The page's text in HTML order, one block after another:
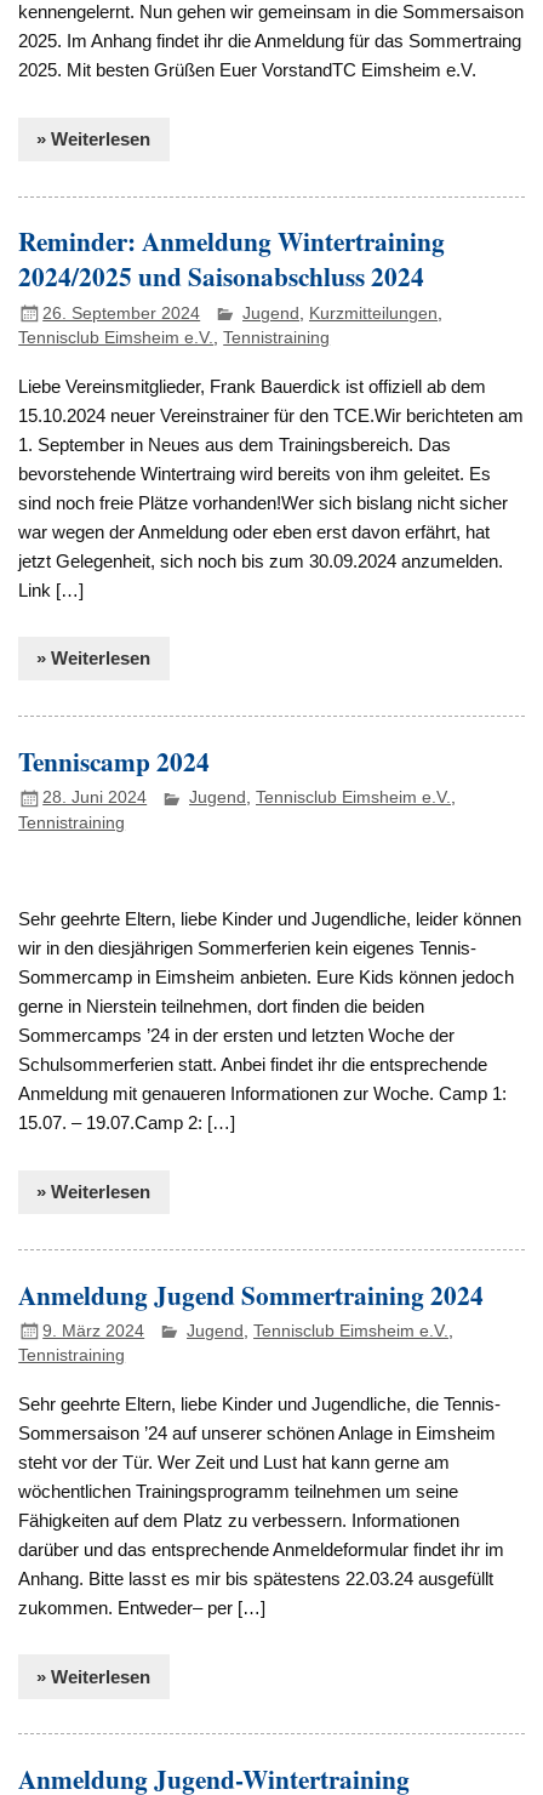
kennengelernt. Nun gehen wir gemeinsam in die Sommersaison
2025. Im Anhang findet ihr die Anmeldung für das Sommertraing
2025. Mit besten Grüßen Euer VorstandTC Eimsheim e.V.
» Weiterlesen
Reminder: Anmeldung Wintertraining
2024/2025 und Saisonabschluss 2024
26. September 2024 Jugend Kurzmitteilungen
Tennisclub Eimsheim e.V.,Tennistraining
Liebe Vereinsmitglieder, Frank Bauerdick ist offiziell ab dem
15.10.2024 neuer Vereinstrainer für den TCE.Wir berichteten am
1. September in Neues aus dem Trainingsbereich. Das
bevorstehende Wintertraing wird bereits von ihm geleitet. Es
sind noch freie Plätze vorhanden!Wer sich bislang nicht sicher
war wegen der Anmeldung oder eben erst davon erfährt, hat
jetzt Gelegenheit, sich noch bis zum 30.09.2024 anzumelden.
Link […]
» Weiterlesen
Tenniscamp 2024
28. Juni 2024 Jugend ,Tennisclub Eimsheim e.V.,
Tennistraining
Sehr geehrte Eltern, liebe Kinder und Jugendliche, leider können
wir in den diesjährigen Sommerferien kein eigenes Tennis-
Sommercamp in Eimsheim anbieten. Eure Kids können jedoch
gerne in Nierstein teilnehmen, dort finden die beiden
Sommercamps ’24 in der ersten und letzten Woche der
Schulsommerferien statt. Anbei findet ihr die entsprechende
Anmeldung mit genaueren Informationen zur Woche. Camp 1:
15.07. – 19.07.Camp 2: […]
» Weiterlesen
Anmeldung Jugend Sommertraining 2024
9. März 2024 Jugend ,Tennisclub Eimsheim e.V.,
Tennistraining
Sehr geehrte Eltern, liebe Kinder und Jugendliche, die Tennis-
Sommersaison ’24 auf unserer schönen Anlage in Eimsheim
steht vor der Tür. Wer Zeit und Lust hat kann gerne am
wöchentlichen Trainingsprogramm teilnehmen um seine
Fähigkeiten auf dem Platz zu verbessern. Informationen
darüber und das entsprechende Anmeldeformular findet ihr im
Anhang. Bitte lasst es mir bis spätestens 22.03.24 ausgefüllt
zukommen. Entweder– per […]
» Weiterlesen
Anmeldung Jugend-Wintertraining